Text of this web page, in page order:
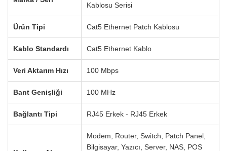
Kablosu Serisi
Ürün Tipi Cat5 Ethernet Patch Kablosu
Kablo Standardı Cat5 Ethernet Kablo
Veri Aktarım Hızı 100 Mbps
Bant Genişliği 100 MHz
Bağlantı Tipi RJ45 Erkek - RJ45 Erkek
Modem, Router, Switch, Patch Panel,
Bilgisayar, Yazıcı, Server, NAS, POS